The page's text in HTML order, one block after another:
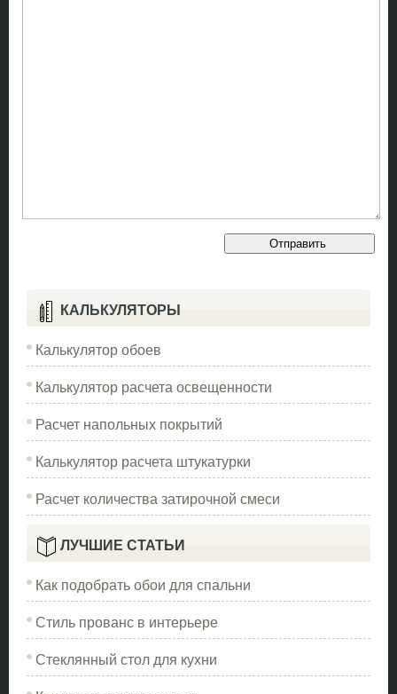
КАЛЬКУЛЯТОРЫ
Калькулятор обоев
Калькулятор расчета освещенности
Расчет напольных покрытий
Калькулятор расчета штукатурки
Расчет количества затирочной смеси
ЛУЧШИЕ СТАТЬИ
Как подобрать обои для спальни
Стиль прованс в интерьере
Стеклянный стол для кухни